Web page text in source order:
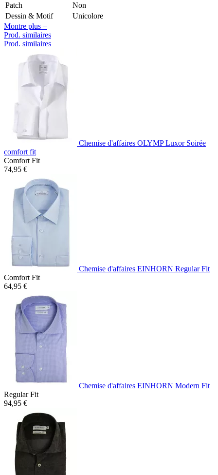
Patch
Non
Dessin & Motif
Unicolore
Montre plus +
Prod. similaires
Prod. similaires
Chemise d'affaires OLYMP Luxor Soirée
comfort fit
Comfort Fit
74,95 €
Chemise d'affaires EINHORN Regular Fit
Comfort Fit
64,95 €
Chemise d'affaires EINHORN Modern Fit
Regular Fit
94,95 €